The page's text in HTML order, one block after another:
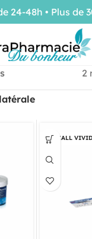
2
ON CALL
48h • Plus de